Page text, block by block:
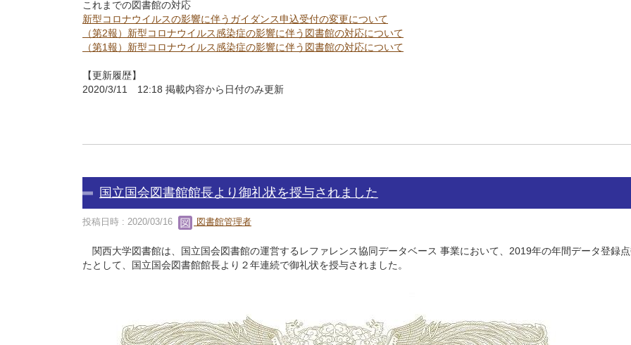
これまでの図書館の対応
新型コロナウイルスの影響に伴うガイダンス申込受付の変更について
（第2報）新型コロナウイルス感染症の影響に伴う図書館の対応について
（第1報）新型コロナウイルス感染症の影響に伴う図書館の対応について
【更新履歴】
2020/3/11 12:18 掲載内容から日付のみ更新
国立国会図書館館長より御礼状を授与されました
投稿日時 : 2020/03/16 図書館管理者
関西大学図書館は、国立国会図書館の運営するレファレンス協同データベース 事業において、2019年の年間データ登録
たとして、国立国会図書館館長より２年連続で御礼状を授与されました。